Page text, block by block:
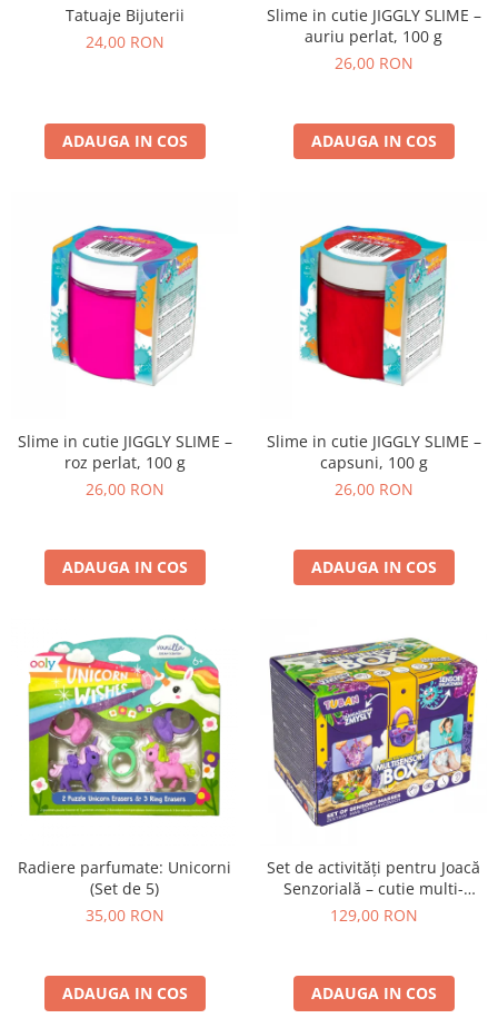
Tatuaje Bijuterii
24,00 RON
ADAUGA IN COS
Slime in cutie JIGGLY SLIME –
auriu perlat, 100 g
26,00 RON
ADAUGA IN COS
Slime in cutie JIGGLY SLIME –
roz perlat, 100 g
26,00 RON
ADAUGA IN COS
Slime in cutie JIGGLY SLIME –
capsuni, 100 g
26,00 RON
ADAUGA IN COS
Radiere parfumate: Unicorni
(Set de 5)
35,00 RON
ADAUGA IN COS
Set de activități pentru Joacă
Senzorială – cutie multi-
senzorială
129,00 RON
ADAUGA IN COS